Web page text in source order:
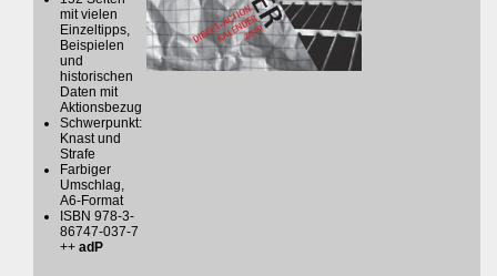
mit vielen
Einzeltipps,
Beispielen
und
historischen
Daten mit
Aktionsbezug
Schwerpunkt:
Knast und
Strafe
Farbiger
Umschlag,
A6-Format
ISBN 978-3-
86747-037-7
++ adP